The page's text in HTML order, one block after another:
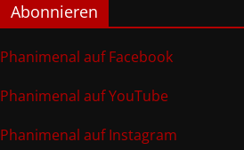
Abonnieren
Phanimenal auf Facebook
Phanimenal auf YouTube
Phanimenal auf Instagram